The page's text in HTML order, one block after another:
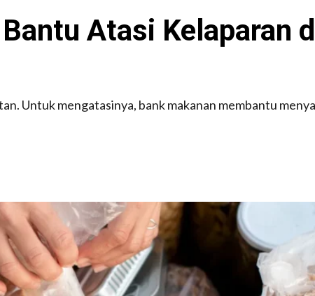
Atasi Kelaparan
Untuk mengatasinya, bank makanan membantu